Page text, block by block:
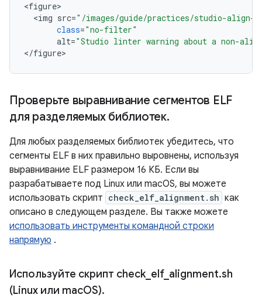
<figure
<img src="/images/guide/practices/studio-align-
class="no-filter"
alt="Studio linter warning about a non-
</figure
Проверьте выравнивание сегментов ELF
для разделяемых библиотек.
Для любых разделяемых библиотек убедитесь, что
сегменты ELF в них правильно выровнены, используя
выравнивание ELF размером 16 КБ. Если вы
разрабатываете под Linux или macOS, вы можете
использовать скрипт check_elf_alignment.sh как
описано в следующем разделе. Вы также можете
использовать инструменты командной строки
напрямую .
Используйте скрипт check elf_ alignment.sh
(Linux или macOS).